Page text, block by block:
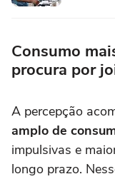
Consumo
procura por
A percepção
amplo de
impulsivas e
longo prazo.